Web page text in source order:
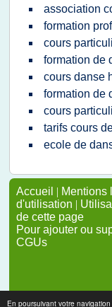
En poursuivant votre
association
formation
cours
formation de
cours danse
formation de
cours
tarifs cours
ecole de
Accueil | Mentions
d'utilisation |
de cette page
Pour ajouter ou
CGUs